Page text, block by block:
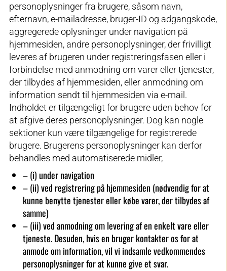
personoplysninger fra brugere, såsom navn,
efternavn, e-mailadresse, bruger-ID og adgangskode,
aggregerede oplysninger under navigation på
hjemmesiden, andre personoplysninger, der frivilligt
leveres af brugeren under registreringsfasen eller i
forbindelse med anmodning om varer eller tjenester,
der tilbydes af hjemmesiden, eller anmodning om
information sendt til hjemmesiden via e-mail.
Indholdet er tilgængeligt for brugere uden behov for
at afgive deres personoplysninger. Dog kan nogle
sektioner kun være tilgængelige for registrerede
brugere. Brugerens personoplysninger kan derfor
behandles med automatiserede midler,
– (i) under navigation
– (ii) ved registrering på hjemmesiden (nødvendig for at
kunne benytte tjenester eller købe varer, der tilbydes af
samme)
– (iii) ved anmodning om levering af en enkelt vare eller
tjeneste. Desuden, hvis en bruger kontakter os for at
anmode om information, vil vi indsamle vedkommendes
personoplysninger for at kunne give et svar.